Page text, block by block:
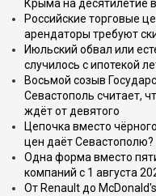
Крыма на десятилетие
Российские торговые
арендаторы требуют
Июльский обвал или
случилось с ипотекой
Восьмой созыв
Севастополь считает,
ждёт от девятого
Цепочка вместо
цен даёт Севастополю?
Одна форма вместо
компаний с 1 августа
От Renault до